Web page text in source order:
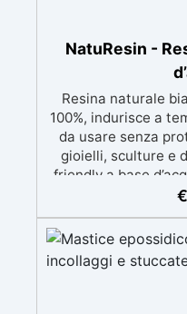
NatuResin -
Resina naturale
100%, indurisce a
da usare senza
gioielli, sculture e
friendly a base
resine tradizionali
Multiuso e versatile,
creazioni
€